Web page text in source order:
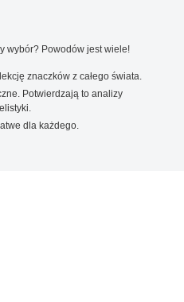
wybór? Powodów jest wiele!
znaczków z całego świata.
Potwierdzają to analizy
dla każdego.